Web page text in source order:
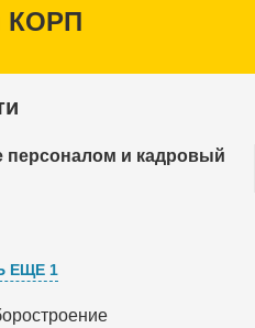
КОРП
персоналом и кадровый
ЕЩЕ 1